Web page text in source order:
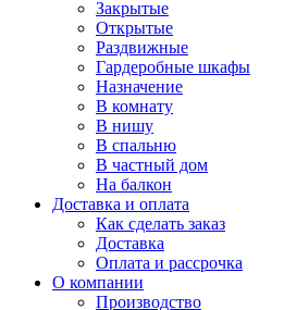
Закрытые
Открытые
Раздвижные
Гардеробные шкафы
Назначение
В комнату
В нишу
В спальню
В частный дом
На балкон
Доставка и оплата
Как сделать заказ
Доставка
Оплата и рассрочка
О компании
Производство